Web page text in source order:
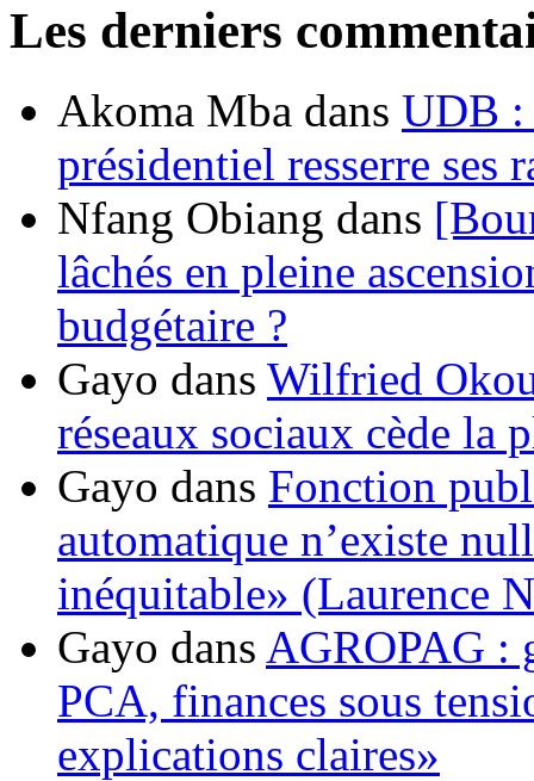
Les derniers
Akoma Mba dans UDB :
présidentiel resserre ses
Nfang Obiang dans
lâchés en pleine
budgétaire ?
Gayo dans Wilfried
réseaux sociaux cède la
Gayo dans Fonction
automatique n’existe
inéquitable» (Laurence
Gayo dans AGROPAG :
PCA, finances sous
explications claires»